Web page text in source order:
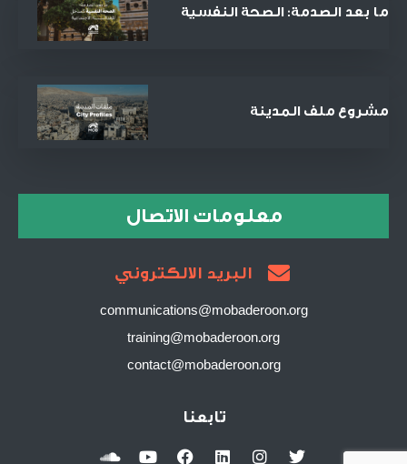
ما بعد الصدمة: الصحة النفسية
مشروع ملف المدينة
معلومات الاتصال
البريد الالكتروني
communications@mobaderoon.org
training@mobaderoon.org
contact@mobaderoon.org
تابعنا